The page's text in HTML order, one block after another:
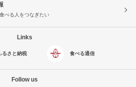
べる人をつなぎたい
Links
るさと納税 食べる通信
Follow us